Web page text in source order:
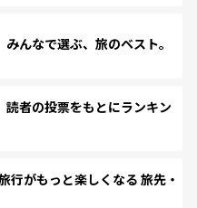
んなで選ぶ、旅のベスト。
者の投票をもとにランキン
がもっと楽しくなる 旅先・